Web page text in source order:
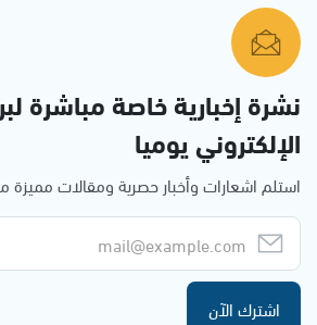
نشرة إخبارية خاصة مباشرة
الإلكتروني يوميا
استلم اشعارات وأخبار حصرية ومقالات
اشترك الآن